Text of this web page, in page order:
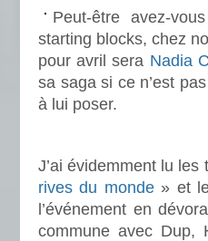
Peut-être avez-
starting blocks, chez
pour avril sera Nadia
sa saga si ce n’est
à lui poser.
J’ai évidemment lu les
rives du monde» et
l’événement en
commune avec Dup,